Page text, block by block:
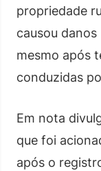
propriedade
causou
mesmo após
conduzidas
Em nota
que foi
após o